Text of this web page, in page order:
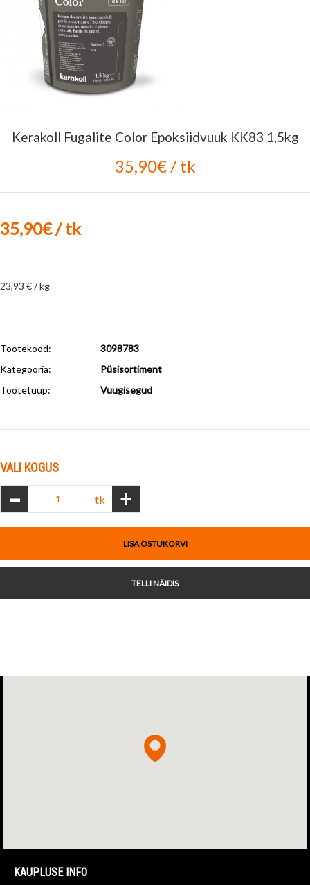
Kerakoll Fugalite Color Epoksiidvuuk KK83 1,5kg
35,90€ / tk
35,90€ / tk
23,93 € / kg
Tootekood:
3098783
Kategooria:
Püsisortiment
Tootetüüp:
Vuugisegud
VALI KOGUS
- tk +
LISA OSTUKORVI
TELLI NÄIDIS
KAUPLUSE INFO